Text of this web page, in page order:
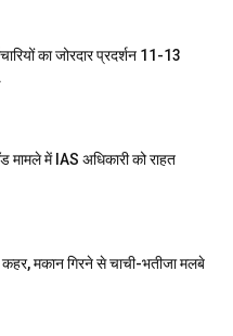
का जोरदार प्रदर्शन 11-13
मामले में IAS अधिकारी को राहत
कहर, मकान गिरने से चाची-भतीजा मलबे